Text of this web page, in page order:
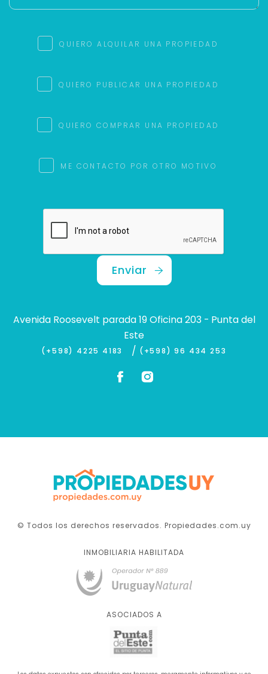
QUIERO ALQUILAR UNA PROPIEDAD
QUIERO PUBLICAR UNA PROPIEDAD
QUIERO COMPRAR UNA PROPIEDAD
ME CONTACTO POR OTRO MOTIVO
Enviar
Avenida Roosevelt parada 19 Oficina 203 - Punta del
Este
(+598) 4225 4183 / (+598) 96 434 253
© Todos los derechos reservados. Propiedades.com.uy
INMOBILIARIA HABILITADA
ASOCIADOS A